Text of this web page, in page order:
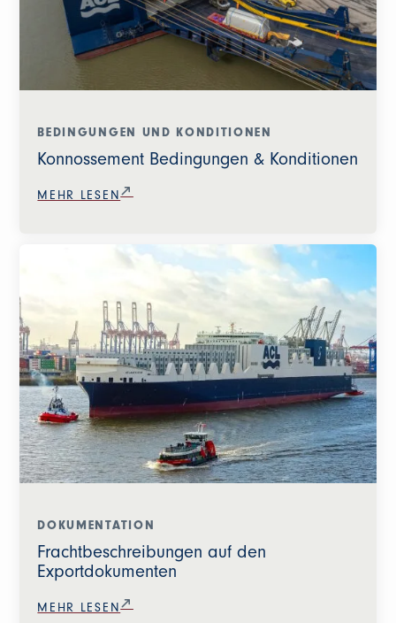
BEDINGUNGEN UND KONDITIONEN
Konnossement Bedingungen & Konditionen
MEHR LESEN
DOKUMENTATION
Frachtbeschreibungen auf den
Exportdokumenten
MEHR LESEN